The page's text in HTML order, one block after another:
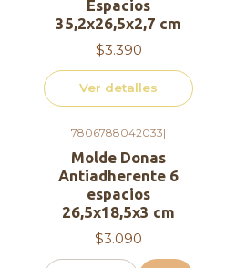
Espacios
35,2x26,5x2,7 cm
$3.390
Ver detalles
7806788042033|
Molde Donas
Antiadherente 6
espacios
26,5x18,5x3 cm
$3.090